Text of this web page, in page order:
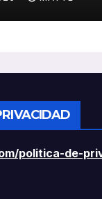
politica-de-